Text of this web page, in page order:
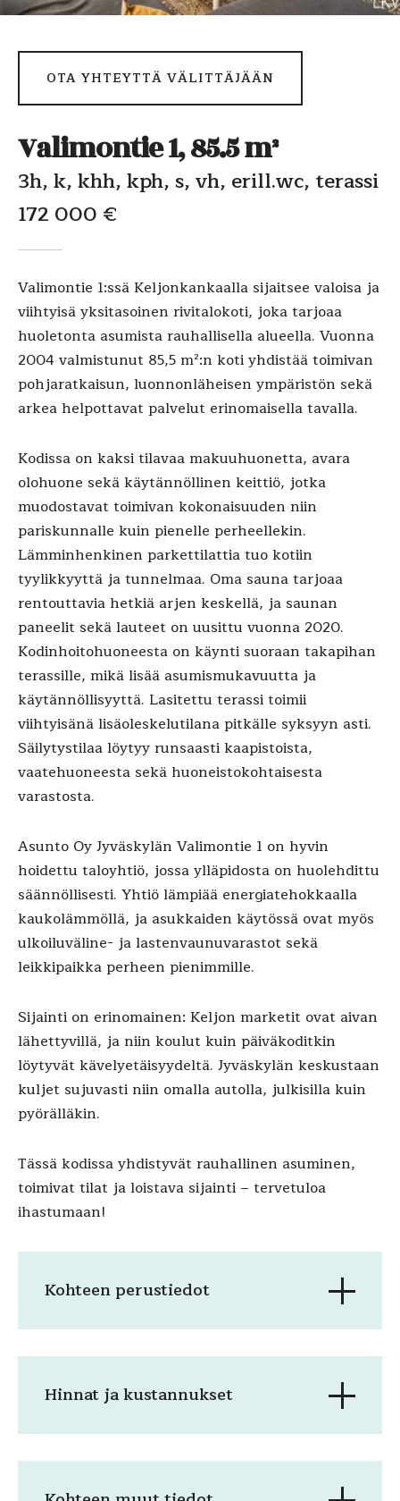
OTA YHTEYTTÄ VÄLITTÄJÄÄN
Valimontie 1, 85.5 m²
3h, k, khh, kph, s, vh, erill.wc, terassi
172 000 €
Valimontie 1:ssä Keljonkankaalla sijaitsee valoisa ja
viihtyisä yksitasoinen rivitalokoti, joka tarjoaa
huoletonta asumista rauhallisella alueella. Vuonna
2004 valmistunut 85,5 m²:n koti yhdistää toimivan
pohjaratkaisun, luonnonläheisen ympäristön sekä
arkea helpottavat palvelut erinomaisella tavalla.
Kodissa on kaksi tilavaa makuuhuonetta, avara
olohuone sekä käytännöllinen keittiö, jotka
muodostavat toimivan kokonaisuuden niin
pariskunnalle kuin pienelle perheellekin.
Lämminhenkinen parkettilattia tuo kotiin
tyylikkyyttä ja tunnelmaa. Oma sauna tarjoaa
rentouttavia hetkiä arjen keskellä, ja saunan
paneelit sekä lauteet on uusittu vuonna 2020.
Kodinhoitohuoneesta on käynti suoraan takapihan
terassille, mikä lisää asumismukavuutta ja
käytännöllisyyttä. Lasitettu terassi toimii
viihtyisänä lisäoleskelutilana pitkälle syksyyn asti.
Säilytystilaa löytyy runsaasti kaapistoista,
vaatehuoneesta sekä huoneistokohtaisesta
varastosta.
Asunto Oy Jyväskylän Valimontie 1 on hyvin
hoidettu taloyhtiö, jossa ylläpidosta on huolehdittu
säännöllisesti. Yhtiö lämpiää energiatehokkaalla
kaukolämmöllä, ja asukkaiden käytössä ovat myös
ulkoiluväline- ja lastenvaunuvarastot sekä
leikkipaikka perheen pienimmille.
Sijainti on erinomainen: Keljon marketit ovat aivan
lähettyvillä, ja niin koulut kuin päiväkoditkin
löytyvät kävelyetäisyydeltä. Jyväskylän keskustaan
kuljet sujuvasti niin omalla autolla, julkisilla kuin
pyörälläkin.
Tässä kodissa yhdistyvät rauhallinen asuminen,
toimivat tilat ja loistava sijainti – tervetuloa
ihastumaan!
Kohteen perustiedot
Hinnat ja kustannukset